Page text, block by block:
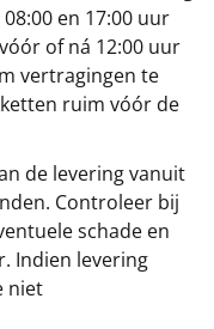
en 17:00 uur
of ná 12:00 uur
vertragingen te
ruim vóór de
de levering vanuit
Controleer bij
schade en
Indien levering
niet